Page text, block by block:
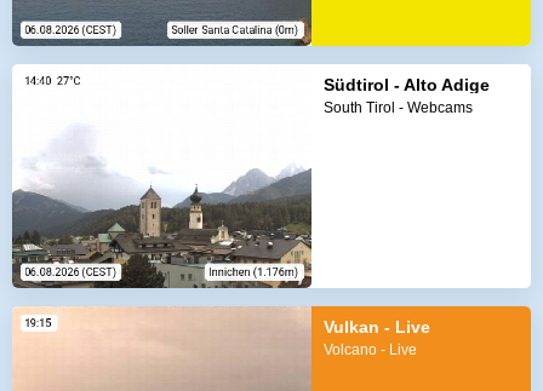
Südtirol - Alto Adige
South Tirol - Webcams
Vulkan - Live
Volcano - Live